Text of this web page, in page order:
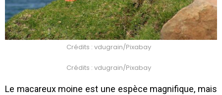
Crédits : vdugrain/Pixabay
Crédits : vdugrain/Pixabay
Le macareux moine est une espèce magnifique, mais